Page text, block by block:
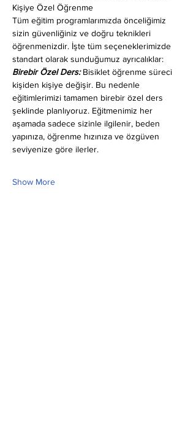
Kişiye Özel Öğrenme
Tüm eğitim programlarımızda önceliğimiz
sizin güvenliğiniz ve doğru teknikleri
öğrenmenizdir. İşte tüm seçeneklerimizde
standart olarak sunduğumuz ayrıcalıklar:
Birebir Özel Ders: Bisiklet öğrenme süreci
kişiden kişiye değişir. Bu nedenle
eğitimlerimizi tamamen birebir özel ders
şeklinde planlıyoruz. Eğitmenimiz her
aşamada sadece sizinle ilgilenir, beden
yapınıza, öğrenme hızınıza ve özgüven
seviyenize göre ilerler.
Show More